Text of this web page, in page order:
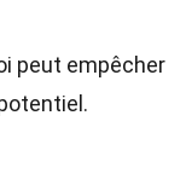
peut empêcher